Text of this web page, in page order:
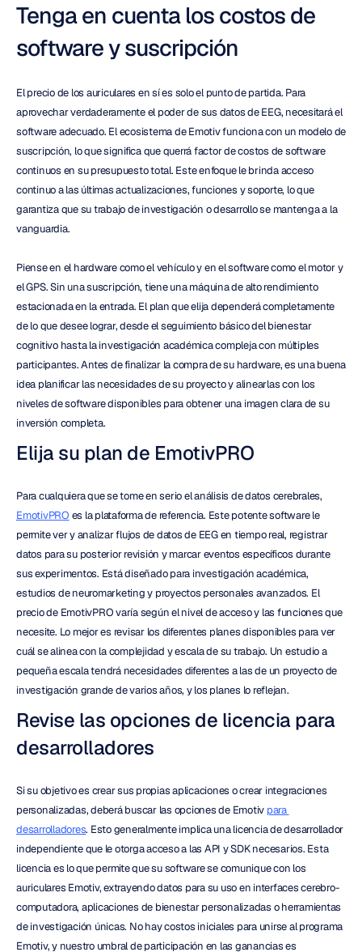
Tenga en cuenta los costos de
software y suscripción
El precio de los auriculares en sí es solo el punto de partida. Para
aprovechar verdaderamente el poder de sus datos de EEG, necesitará el
software adecuado. El ecosistema de Emotiv funciona con un modelo de
suscripción, lo que significa que querrá factor de costos de software
continuos en su presupuesto total. Este enfoque le brinda acceso
continuo a las últimas actualizaciones, funciones y soporte, lo que
garantiza que su trabajo de investigación o desarrollo se mantenga a la
vanguardia.
Piense en el hardware como el vehículo y en el software como el motor y
el GPS. Sin una suscripción, tiene una máquina de alto rendimiento
estacionada en la entrada. El plan que elija dependerá completamente
de lo que desee lograr, desde el seguimiento básico del bienestar
cognitivo hasta la investigación académica compleja con múltiples
participantes. Antes de finalizar la compra de su hardware, es una buena
idea planificar las necesidades de su proyecto y alinearlas con los
niveles de software disponibles para obtener una imagen clara de su
inversión completa.
Elija su plan de EmotivPRO
EmotivPRO es la plataforma de referencia. Este potente software le
permite ver y analizar flujos de datos de EEG en tiempo real, registrar
datos para su posterior revisión y marcar eventos específicos durante
sus experimentos. Está diseñado para investigación académica,
estudios de neuromarketing y proyectos personales avanzados. El
precio de EmotivPRO varía según el nivel de acceso y las funciones que
necesite. Lo mejor es revisar los diferentes planes disponibles para ver
cuál se alinea con la complejidad y escala de su trabajo. Un estudio a
pequeña escala tendrá necesidades diferentes a las de un proyecto de
investigación grande de varios años, y los planes lo reflejan.
Revise las opciones de licencia para
desarrolladores
Si su objetivo es crear sus propias aplicaciones o crear integraciones
personalizadas, deberá buscar las opciones de Emotiv para
desarrolladores. Esto generalmente implica una licencia de desarrollador
independiente que le otorga acceso a las API y SDK necesarios. Esta
licencia es lo que permite que su software se comunique con los
auriculares Emotiv, extrayendo datos para su uso en interfaces cerebro-
computadora, aplicaciones de bienestar personalizadas o herramientas
de investigación únicas. No hay costos iniciales para unirse al programa
Emotiv, y nuestro umbral de participación en las ganancias es